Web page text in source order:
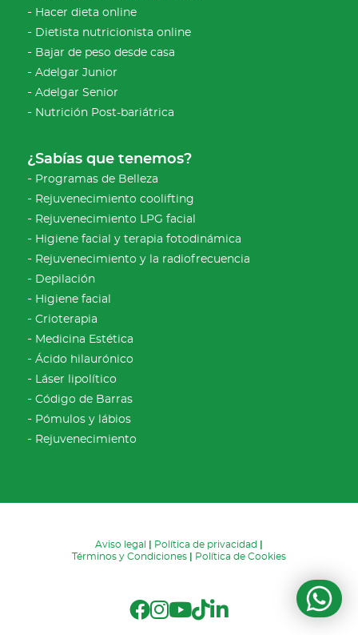
Hacer dieta online
Dietista nutricionista online
Bajar de peso desde casa
Adelgar Junior
Adelgar Senior
Nutrición Post-bariátrica
¿Sabías que tenemos?
Programas de Belleza
Rejuvenecimiento coolifting
Rejuvenecimiento LPG facial
Higiene facial y terapia fotodinámica
Rejuvenecimiento y la radiofrecuencia
Depilación
Higiene facial
Crioterapia
Medicina Estética
Ácido hilaurónico
Láser lipolítico
Código de Barras
Pómulos y lábios
Rejuvenecimiento
Aviso legal Política de privacidad
Términos y Condiciones
Política de Cookies